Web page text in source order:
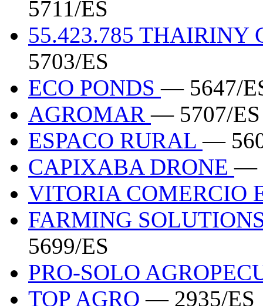
5711/ES
55.423.785 THAIRINY
5703/ES
ECO PONDS— 5647/
AGROMAR— 5707/ES
ESPACO RURAL—
CAPIXABA DRONE—
VITORIA COMERCIO
FARMING
5699/ES
PRO-SOLO
TOP AGRO— 2935/ES